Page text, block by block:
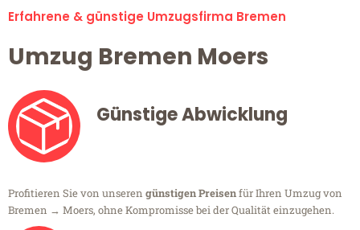
Erfahrene & günstige Umzugsfirma Bremen
Umzug Bremen Moers
Günstige Abwicklung
Profitieren Sie von unseren günstigen Preisenfür Ihren Umzug von
Bremen → Moers, ohne Kompromisse bei der Qualität einzugehen.